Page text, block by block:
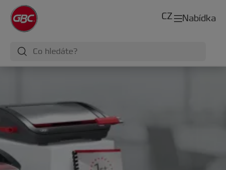
Nabídka
CZ